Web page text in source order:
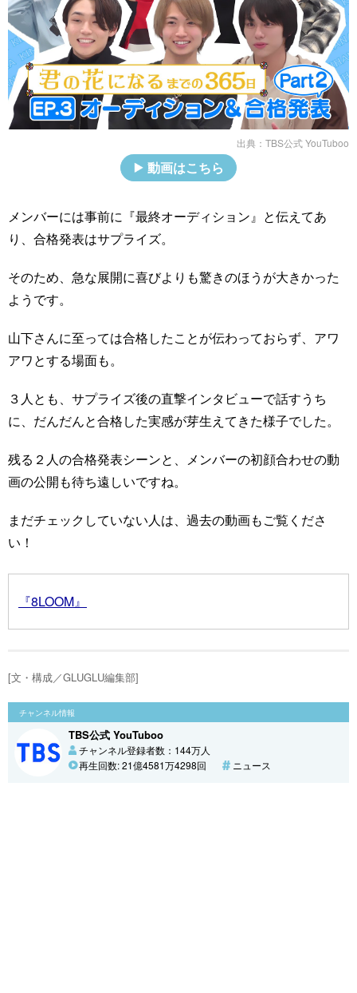
出典： TBS公式 YouTuboo
動画はこちら
メンバーには事前に『最終オーディション』と伝えてあ
り、合格発表はサプライズ。
そのため、急な展開に喜びよりも驚きのほうが大きかった
ようです。
山下さんに至っては合格したことが伝わっておらず、アワ
アワとする場面も。
３人とも、サプライズ後の直撃インタビューで話すうち
に、だんだんと合格した実感が芽生えてきた様子でした。
残る２人の合格発表シーンと、メンバーの初顔合わせの動
画の公開も待ち遠しいですね。
まだチェックしていない人は、過去の動画もご覧くださ
い！
『8LOOM』
[文・構成／GLUGLU編集部]
チャンネル情報
TBS公式 YouTuboo
チャンネル登録者数：144万人
再生回数: 21億4581万4298回
ニュース